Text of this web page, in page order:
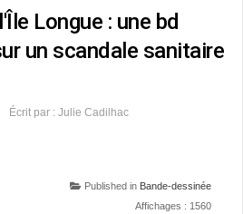
Longue : une bd
un scandale sanitaire
Écrit par : Julie Cadilhac
Published in Bande-dessinée
Affichages : 1560